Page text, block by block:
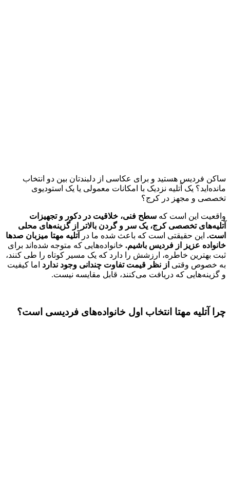
ساکن فردیس هستید و برای عکاسی از دلبندتان بین دو انتخاب
مانده‌اید؟ یک آتلیه نزدیک با امکانات معمولی یا یک استودیوی
تخصصی و مجهز در کرج؟
واقعیت این است که سطح فنی، خلاقیت در دکور و تجهیزات
آتلیه‌های تخصصی کرج، یک سر و گردن بالاتر از گزینه‌های محلی
است. این حقیقتی است که باعث شده ما در
آتلیه مهتا میزبان صدها
خانواده عزیز از فردیس باشیم. خانواده‌هایی که متوجه شده‌اند برای
ثبت بهترین خاطره، ارزشش را دارد که یک مسیر کوتاه را طی کنند،
به خصوص وقتی از نظر قیمت تفاوت چندانی وجود ندارد اما کیفیت
و گزینه‌هایی که دریافت می‌کنند، قابل مقایسه نیست.
چرا آتلیه مهتا انتخاب اول خانواده‌های فردیسی است؟